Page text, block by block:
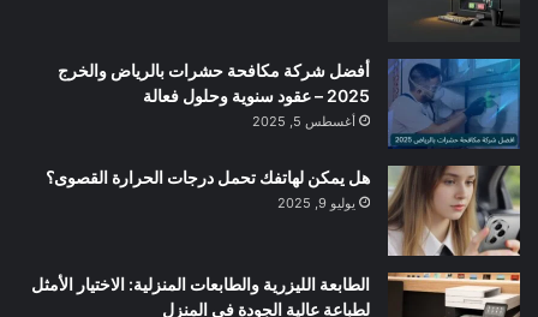
أفضل شركة مكافحة حشرات بالرياض والخرج
2025 – عقود سنوية وحلول فعالة
أغسطس 5, 2025
هل يمكن لهاتفك تحمل درجات الحرارة القصوى؟
يوليو 9, 2025
الطابعة الليزرية والطابعات المنزلية: الاختيار الأمثل
لطباعة عالية الجودة في المنزل